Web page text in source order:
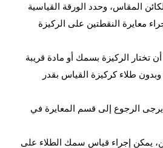
المقاس، وحدد الورقة القياسية
معايرة النقطتين على الركيزة
تختار الركيزة بسمك أو مادة قريبة
طلاء كركيزة القياس بقدر
يرجى الرجوع إلى قسم المعايرة في
يمكن إجراء قياس سمك الطلاء على